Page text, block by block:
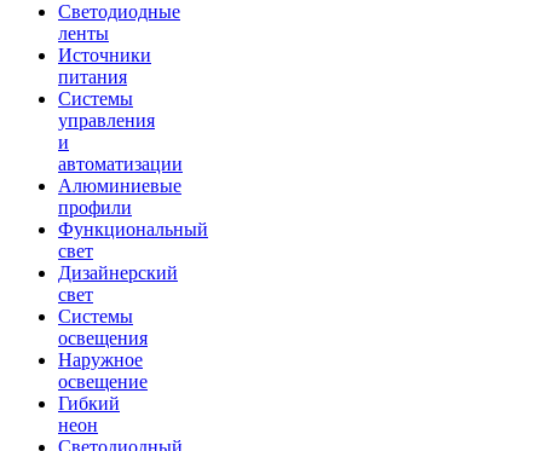
Светодиодные
ленты
Источники
питания
Системы
управления
и
автоматизации
Алюминиевые
профили
Функциональный
свет
Дизайнерский
свет
Системы
освещения
Наружное
освещение
Гибкий
неон
Светодиодный